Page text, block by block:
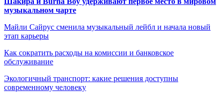
музыкальном чарте
Майли Сайрус сменила музыкальный лейбл и начала новый
этап карьеры
Как сократить расходы на комиссии и банковское
обслуживание
Экологичный транспорт: какие решения доступны
современному человеку